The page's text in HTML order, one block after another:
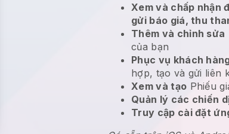
Xem và chấp nhận
gửi báo giá, thu
Thêm và chỉnh sửa
của bạn
Phục vụ khách
hợp, tạo và gửi liên
Xem và tạo Phiếu
Quản lý các chiến
Truy cập cài đặt